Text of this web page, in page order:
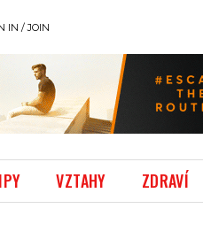
IN / JOIN
VZTAHY ZDRAVÍ